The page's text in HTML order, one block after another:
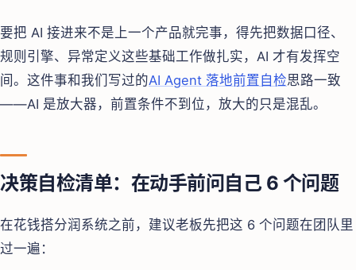
要把 AI 接进来不是上一个产品就完事，得先把数据口径、
规则引擎、异常定义这些基础工作做扎实，AI 才有发挥空
间。这件事和我们写过的AI Agent 落地前置自检思路一致
——AI 是放大器，前置条件不到位，放大的只是混乱。
决策自检清单：在动手前问自己 6 个问题
在花钱搭分润系统之前，建议老板先把这 6 个问题在团队里
过一遍：